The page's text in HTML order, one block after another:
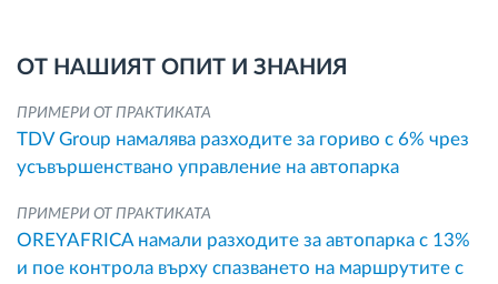
ОТ НАШИЯТ ОПИТ И ЗНАНИЯ
ПРИМЕРИ ОТ ПРАКТИКАТА
TDV Group намалява разходите за гориво с 6% чрез
усъвършенствано управление на автопарка
ПРИМЕРИ ОТ ПРАКТИКАТА
OREYAFRICA намали разходите за автопарка с 13%
и пое контрола върху спазването на маршрутите с